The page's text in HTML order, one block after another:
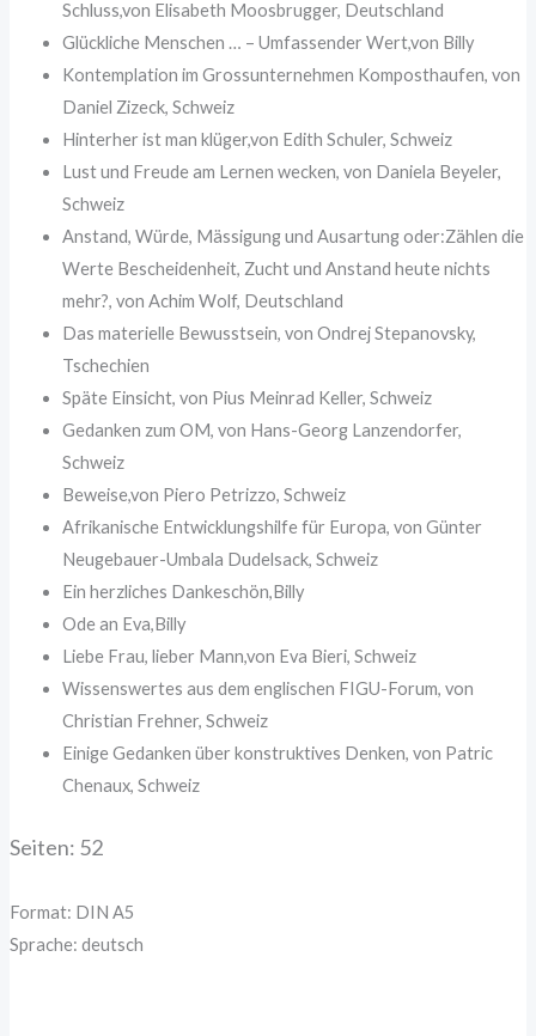
Schluss,von Elisabeth Moosbrugger, Deutschland
Glückliche Menschen … – Umfassender Wert,von Billy
Kontemplation im Grossunternehmen Komposthaufen, von
Daniel Zizeck, Schweiz
Hinterher ist man klüger,von Edith Schuler, Schweiz
Lust und Freude am Lernen wecken, von Daniela Beyeler,
Schweiz
Anstand, Würde, Mässigung und Ausartung oder:Zählen die
Werte Bescheidenheit, Zucht und Anstand heute nichts
mehr?, von Achim Wolf, Deutschland
Das materielle Bewusstsein, von Ondrej Stepanovsky,
Tschechien
Späte Einsicht, von Pius Meinrad Keller, Schweiz
Gedanken zum OM, von Hans-Georg Lanzendorfer,
Schweiz
Beweise,von Piero Petrizzo, Schweiz
Afrikanische Entwicklungshilfe für Europa, von Günter
Neugebauer-Umbala Dudelsack, Schweiz
Ein herzliches Dankeschön,Billy
Ode an Eva,Billy
Liebe Frau, lieber Mann,von Eva Bieri, Schweiz
Wissenswertes aus dem englischen FIGU-Forum, von
Christian Frehner, Schweiz
Einige Gedanken über konstruktives Denken, von Patric
Chenaux, Schweiz
Seiten: 52
Format: DIN A5
Sprache: deutsch